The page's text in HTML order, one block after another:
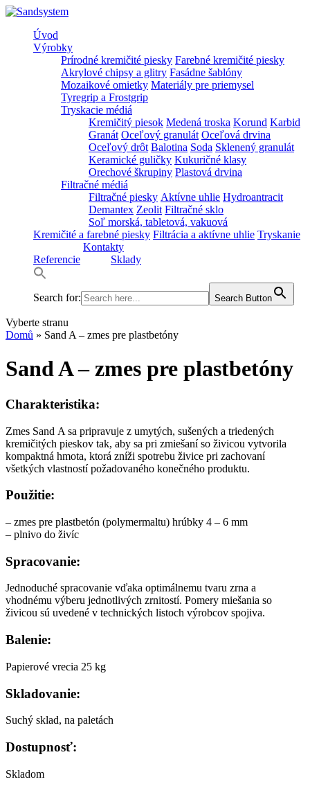
Úvod
Výrobky
Prírodné kremičité piesky Farebné kremičité piesky
Akrylové chipsy a glitry Fasádne šablóny
Mozaikové omietky Materiály pre priemysel
Tyregrip a Frostgrip
Tryskacie médiá
Kremičitý piesok Medená troska Korund Karbid
Granát Oceľový granulát Oceľová drvina
Oceľový drôt Balotina Soda Sklenený granulát
Keramické guličky Kukuričné klasy
Orechové škrupiny Plastová drvina
Filtračné médiá
Filtračné piesky Aktívne uhlie Hydroantracit
Demantex Zeolit Filtračné sklo
Soľ morská, tabletová, vakuová
Kremičité a farebné piesky Filtrácia a aktívne uhlie Tryskanie
Referencie
Kontakty
Sklady
Search for: Search Button
Vyberte stranu
Domů » Sand A – zmes pre plastbetóny
Sand A – zmes pre plastbetóny
Charakteristika:
Zmes Sand A sa pripravuje z umytých, sušených a triedených
kremičitých pieskov tak, aby sa pri zmiešaní so živicou vytvorila
kompaktná hmota, ktorá zníži spotrebu živice pri zachovaní
všetkých vlastností požadovaného konečného produktu.
Použitie:
– zmes pre plastbetón (polymermaltu) hrúbky 4 – 6 mm
– plnivo do živíc
Spracovanie:
Jednoduché spracovanie vďaka optimálnemu tvaru zrna a
vhodnému výberu jednotlivých zrnitostí. Pomery miešania so
živicou sú uvedené v technických listoch výrobcov spojiva.
Balenie:
Papierové vrecia 25 kg
Skladovanie:
Suchý sklad, na paletách
Dostupnosť:
Skladom